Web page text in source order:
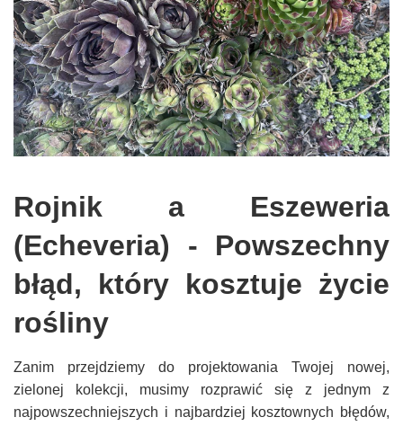
Rojnik a Eszeweria
(Echeveria) - Powszechny
błąd, który kosztuje życie
rośliny
Zanim przejdziemy do projektowania Twojej nowej,
zielonej kolekcji, musimy rozprawić się z jednym z
najpowszechniejszych i najbardziej kosztownych błędów,